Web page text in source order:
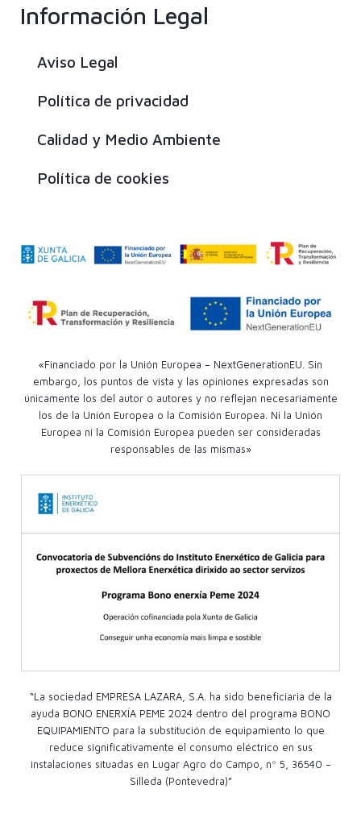
Información Legal
Aviso Legal
Política de privacidad
Calidad y Medio Ambiente
Política de cookies
«Financiado por la Unión Europea – NextGenerationEU. Sin
embargo, los puntos de vista y las opiniones expresadas son
únicamente los del autor o autores y no reflejan necesariamente
los de la Unión Europea o la Comisión Europea. Ni la Unión
Europea ni la Comisión Europea pueden ser consideradas
responsables de las mismas»
“La sociedad EMPRESA LAZARA, S.A. ha sido beneficiaria de la
ayuda BONO ENERXÍA PEME 2024 dentro del programa BONO
EQUIPAMIENTO para la substitución de equipamiento lo que
reduce significativamente el consumo eléctrico en sus
instalaciones situadas en Lugar Agro do Campo, nº 5, 36540 –
Silleda (Pontevedra)”